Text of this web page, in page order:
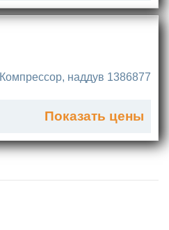
Компрессор, наддув 1386877
Показать цены